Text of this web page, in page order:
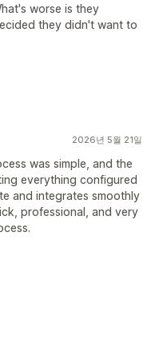
worse is they
they didn't want to
2026년 5월 21일
was simple, and the
everything configured
and integrates smoothly
professional, and very